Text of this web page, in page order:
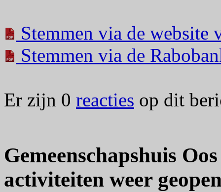
Stemmen via de website
Stemmen via de
Er zijn 0 reacties op dit
Gemeenschapshuis
activiteiten weer